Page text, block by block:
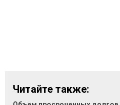
Читайте также: